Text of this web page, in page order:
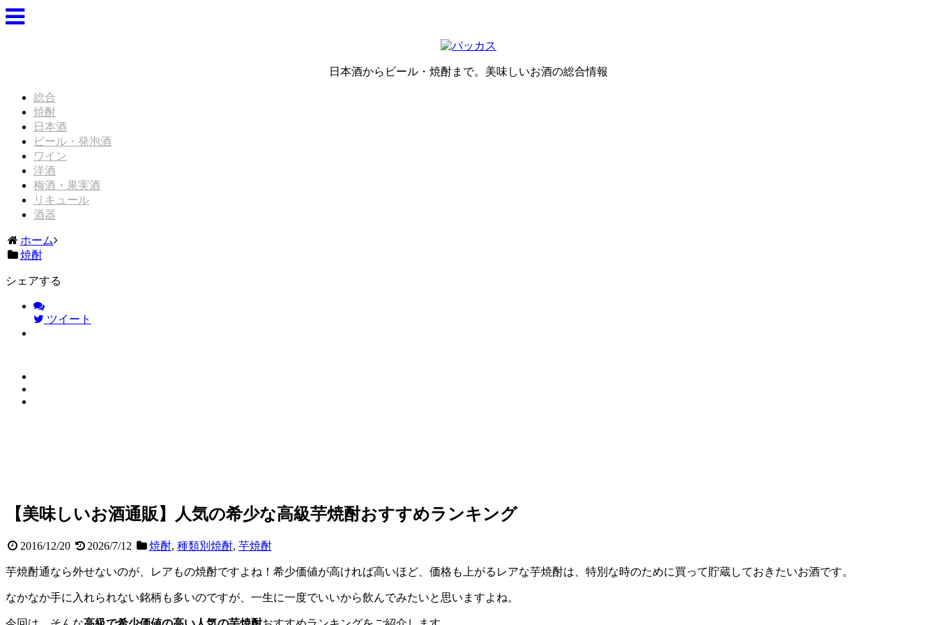
日本酒からビール・焼酎まで。美味しいお酒の総合情報
総合
焼酎
日本酒
ビール・発泡酒
ワイン
洋酒
梅酒・果実酒
リキュール
酒器
ホーム
焼酎
シェアする
ツイート
【美味しいお酒通販】人気の希少な高級芋焼酎おすすめランキング
2016/12/20 2026/7/12 焼酎, 種類別焼酎, 芋焼酎
芋焼酎通なら外せないのが、レアもの焼酎ですよね！希少価値が高ければ高いほど、価格も上がるレアな芋焼酎は、特別な時のために買って貯蔵しておきたいお酒です。
なかなか手に入れられない銘柄も多いのですが、一生に一度でいいから飲んでみたいと思いますよね。